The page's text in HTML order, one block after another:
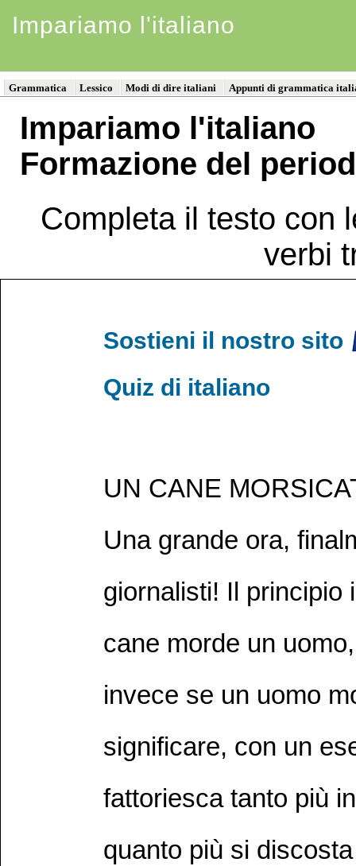
Impariamo l'italiano
Grammatica Lessico Modi di dire italiani Appunti di grammatica
Impariamo l'italiano
Formazione del
Completa il testo con
verbi
Sostieni il nostro sito
Quiz di italiano
UN CANE
Una grande ora,
giornalisti! Il principio
cane morde un
invece se un uomo
significare, con un
fattoriesca tanto più
quanto più si